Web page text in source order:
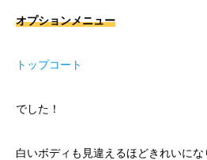
オプションメニュー
トップコート
でした！
白いボディも見違えるほどきれいにな